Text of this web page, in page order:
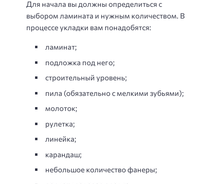
Для начала вы должны определиться с
выбором ламината и нужным количеством. В
процессе укладки вам понадобятся:
ламинат;
подложка под него;
строительный уровень;
пила (обязательно с мелкими зубьями);
молоток;
рулетка;
линейка;
карандаш;
небольшое количество фанеры;